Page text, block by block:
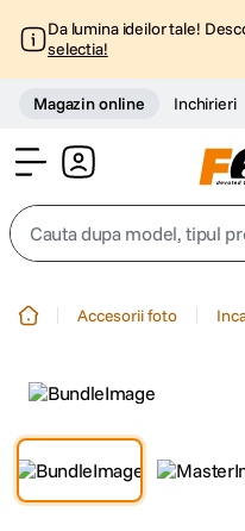
Da lumina ideilor tale!
selectia!
Magazin online Inchirieri
Cauta dupa model, tipul
3. trepied telefon
Accesorii foto